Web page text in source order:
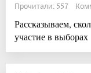
Прочитали: 557
Рассказываем,
участие в выборах